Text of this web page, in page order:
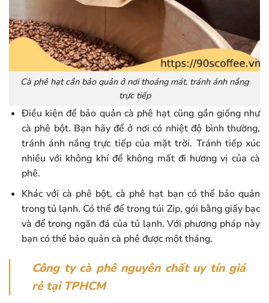
Cà phê hạt cần bảo quản ở nơi thoáng mát, tránh ánh nắng
trực tiếp
Điều kiện để bảo quản cà phê hạt cũng gần giống như
cà phê bột. Bạn hãy để ở nơi có nhiệt độ bình thường,
tránh ánh nắng trực tiếp của mặt trời. Tránh tiếp xúc
nhiều với không khí để không mất đi hương vị của cà
phê.
Khác với cà phê bột, cà phê hạt bạn có thể bảo quản
trong tủ lạnh. Có thể để trong túi Zip, gói bằng giấy bạc
và để trong ngăn đá của tủ lạnh. Với phương pháp này
bạn có thể bảo quản cà phê được một tháng.
Công ty cà phê nguyên chất uy tín giá
rẻ tại TPHCM